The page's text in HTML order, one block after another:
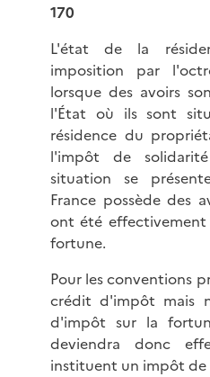
170
L'état de la
imposition par
lorsque des avoirs
l'État où ils sont
résidence du
l'impôt de
situation se
France possède des
ont été
fortune.
Pour les conventions
crédit d'impôt mais
d'impôt sur la
deviendra donc
instituent un impôt